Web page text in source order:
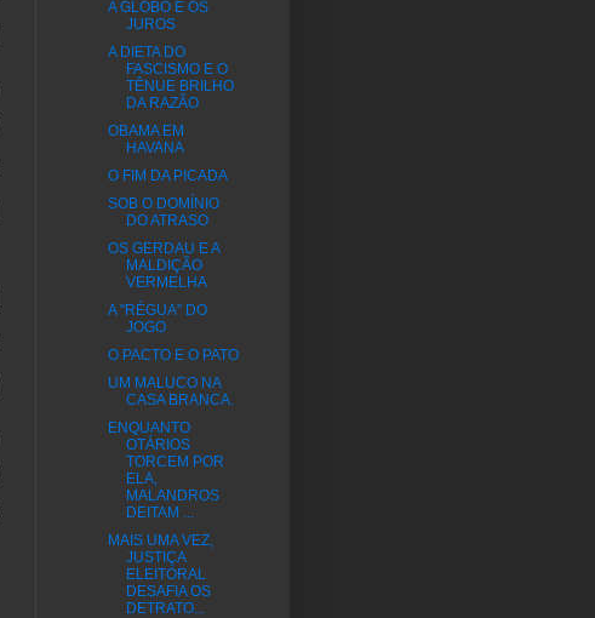
A GLOBO E OS
JUROS
A DIETA DO
FASCISMO E O
TÊNUE BRILHO
DA RAZÃO
OBAMA EM
HAVANA
O FIM DA PICADA
SOB O DOMÍNIO
DO ATRASO
OS GERDAU E A
MALDIÇÃO
VERMELHA
A "RÉGUA" DO
JOGO
O PACTO E O PATO
UM MALUCO NA
CASA BRANCA.
ENQUANTO
OTÁRIOS
TORCEM POR
ELA,
MALANDROS
DEITAM ...
MAIS UMA VEZ,
JUSTIÇA
ELEITORAL
DESAFIA OS
DETRATO...